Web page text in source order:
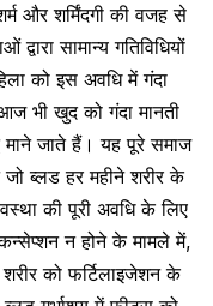
और शर्मिंदगी की वजह से
सामान्य गतिविधियों
को इस अवधि में गंदा
भी खुद को गंदा मानती
जाते हैं। यह पूरे समाज
जो ब्लड हर महीने शरीर के
की पूरी अवधि के लिए
न होने के मामले में,
को फर्टिलाइजेशन के